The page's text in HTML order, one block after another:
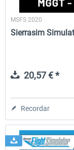
MSFS 2020
Sierrasim
20,57 € *
Recordar